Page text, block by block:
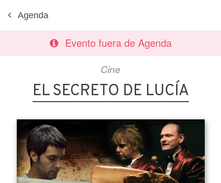
Agenda
Evento fuera de Agenda
Cine
EL SECRETO DE LUCÍA